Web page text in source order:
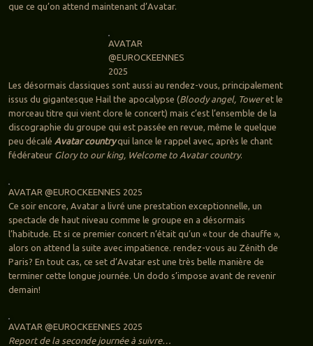
que ce qu’on attend maintenant d’Avatar.
AVATAR
@EUROCKEENNES
2025
Les désormais classiques sont aussi au rendez-vous, principalement
issus du gigantesque Hail the apocalypse (Bloody angel, Toweret le
morceau titre qui vient clore le concert) mais c’est l’ensemble de la
discographie du groupe qui est passée en revue, même le quelque
peu décalé Avatar countryqui lance le rappel avec, après le chant
fédérateur Glory to our king, Welcome to Avatar country.
AVATAR @EUROCKEENNES 2025
Ce soir encore, Avatar a livré une prestation exceptionnelle, un
spectacle de haut niveau comme le groupe en a désormais
l’habitude. Et si ce premier concert n’était qu’un « tour de chauffe »,
alors on attend la suite avec impatience. rendez-vous au Zénith de
Paris? En tout cas, ce set d’Avatar est une très belle manière de
terminer cette longue journée. Un dodo s’impose avant de revenir
demain!
AVATAR @EUROCKEENNES 2025
Report de la seconde journée à suivre…